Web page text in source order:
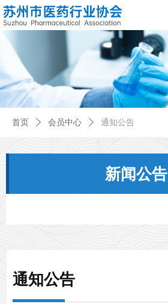
首页 ꄲ 会员中心 ꄲ 通知公告
通知公告
新闻公告